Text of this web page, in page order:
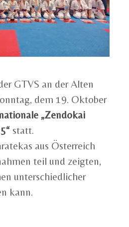
GTVS an der Alten
dem 19. Oktober
„Zendokai
statt.
aus Österreich
teil und zeigten,
unterschiedlicher
kann.